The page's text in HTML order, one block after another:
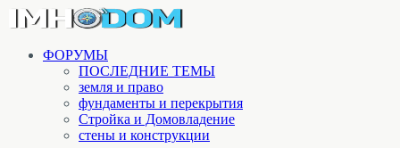
ФОРУМЫ
ПОСЛЕДНИЕ ТЕМЫ
земля и право
фундаменты и перекрытия
Стройка и Домовладение
стены и конструкции